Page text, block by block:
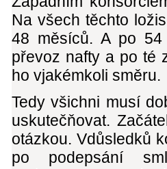
Na všech těchto
48 měsíců. A po 54
převoz nafty a po té
ho vjakémkoli směru.
Tedy všichni musí
uskutečňovat.
otázkou. Vdůsledků
po podepsání